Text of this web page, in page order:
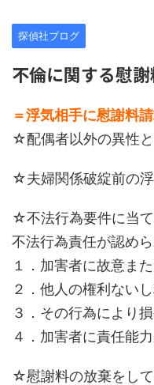
探偵社ブログ
不倫に関する慰
＝浮気相手に慰謝料
☆配偶者以外の異性
☆夫婦関係破綻前の
☆不法行為要件に当
不法行為責任が認めら
１．加害者に故意ま
２．他人の権利ない
３．その行為により
４．加害者に責任能
☆慰謝料の放棄をし